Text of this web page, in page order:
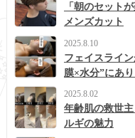
「朝のセット
メンズカット
2025.8.10
フェイスライ
膜×水分”にあり
2025.8.02
年齢肌の救世
ルギの魅力